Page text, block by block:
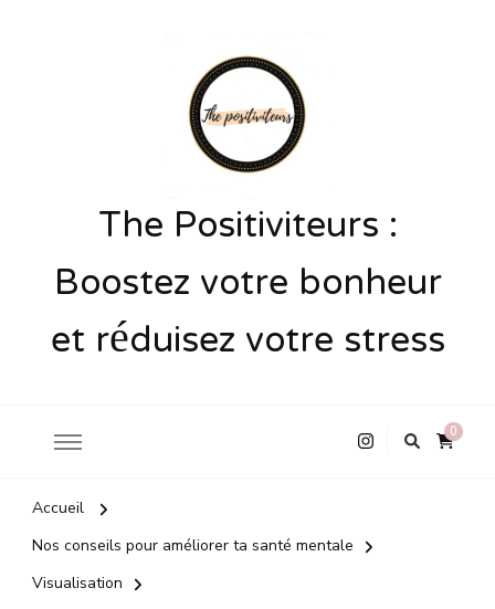
The Positiviteurs :
Boostez votre bonheur
et réduisez votre stress
0
Accueil
Nos conseils pour améliorer ta santé mentale
Visualisation